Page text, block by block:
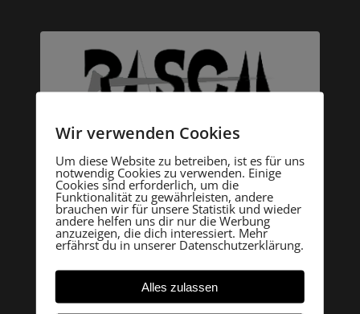
Wir verwenden Cookies
Um diese Website zu betreiben, ist es für uns
notwendig Cookies zu verwenden. Einige
Cookies sind erforderlich, um die
Funktionalität zu gewährleisten, andere
brauchen wir für unsere Statistik und wieder
andere helfen uns dir nur die Werbung
anzuzeigen, die dich interessiert. Mehr
erfährst du in unserer Datenschutzerklärung.
Alles zulassen